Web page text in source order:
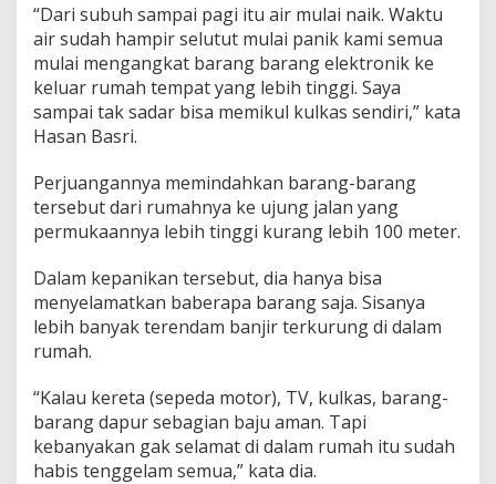
“Dari subuh sampai pagi itu air mulai naik. Waktu
air sudah hampir selutut mulai panik kami semua
mulai mengangkat barang barang elektronik ke
keluar rumah tempat yang lebih tinggi. Saya
sampai tak sadar bisa memikul kulkas sendiri,” kata
Hasan Basri.
Perjuangannya memindahkan barang-barang
tersebut dari rumahnya ke ujung jalan yang
permukaannya lebih tinggi kurang lebih 100 meter.
Dalam kepanikan tersebut, dia hanya bisa
menyelamatkan baberapa barang saja. Sisanya
lebih banyak terendam banjir terkurung di dalam
rumah.
“Kalau kereta (sepeda motor), TV, kulkas, barang-
barang dapur sebagian baju aman. Tapi
kebanyakan gak selamat di dalam rumah itu sudah
habis tenggelam semua,” kata dia.